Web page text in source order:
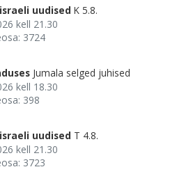
uudised K 5.8.
kell 21.30
3724
Jumala selged juhised
kell 18.30
398
uudised T 4.8.
kell 21.30
3723